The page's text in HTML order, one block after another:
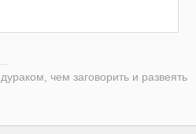
чем заговорить и развеять